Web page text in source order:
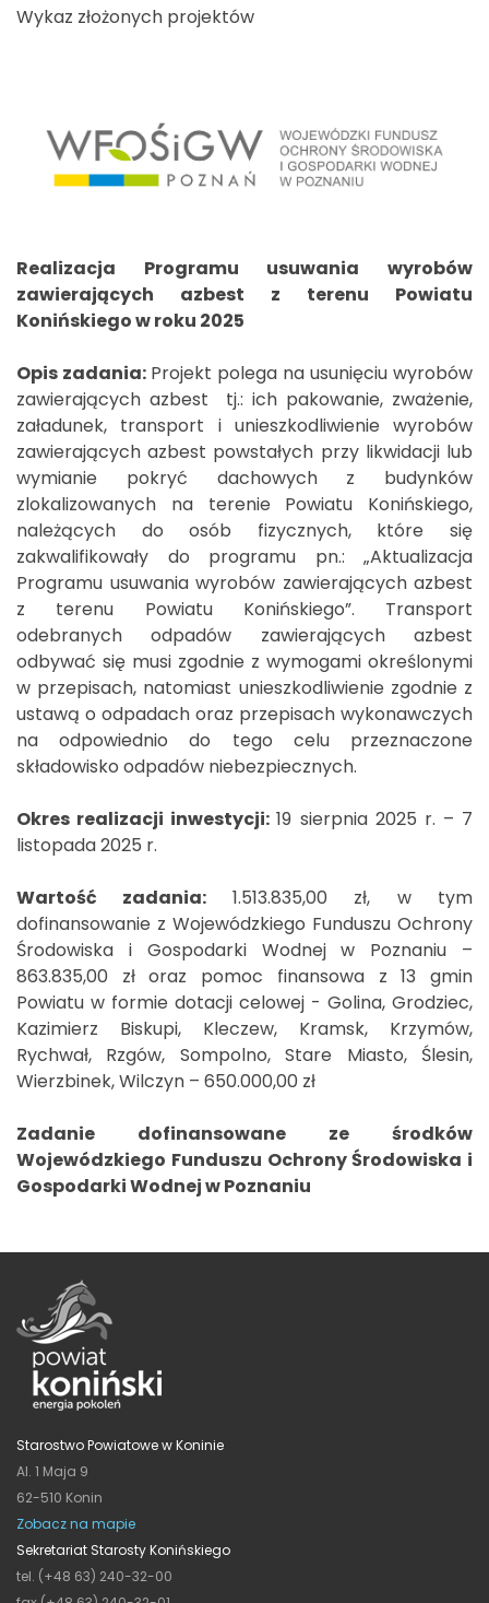
Wykaz złożonych projektów
Realizacja Programu usuwania wyrobów
zawierających azbest z terenu Powiatu
Konińskiego w roku 2025
Opis zadania: Projekt polega na usunięciu wyrobów
zawierających azbest tj.: ich pakowanie, zważenie,
załadunek, transport i unieszkodliwienie wyrobów
zawierających azbest powstałych przy likwidacji lub
wymianie pokryć dachowych z budynków
zlokalizowanych na terenie Powiatu Konińskiego,
należących do osób fizycznych, które się
zakwalifikowały do programu pn.: „Aktualizacja
Programu usuwania wyrobów zawierających azbest
z terenu Powiatu Konińskiego”. Transport
odebranych odpadów zawierających azbest
odbywać się musi zgodnie z wymogami określonymi
w przepisach, natomiast unieszkodliwienie zgodnie z
ustawą o odpadach oraz przepisach wykonawczych
na odpowiednio do tego celu przeznaczone
składowisko odpadów niebezpiecznych.
Okres realizacji inwestycji:19 sierpnia 2025 r. – 7
listopada 2025 r.
Wartość zadania: 1.513.835,00 zł, w tym
dofinansowanie z Wojewódzkiego Funduszu Ochrony
Środowiska i Gospodarki Wodnej w Poznaniu –
863.835,00 zł oraz pomoc finansowa z 13 gmin
Powiatu w formie dotacji celowej - Golina, Grodziec,
Kazimierz Biskupi, Kleczew, Kramsk, Krzymów,
Rychwał, Rzgów, Sompolno, Stare Miasto, Ślesin,
Wierzbinek, Wilczyn – 650.000,00 zł
Zadanie dofinansowane ze środków
Wojewódzkiego Funduszu Ochrony Środowiska i
Gospodarki Wodnej w Poznaniu
Starostwo Powiatowe w Koninie
Al. 1 Maja 9
62-510 Konin
Zobacz na mapie
Sekretariat Starosty Konińskiego
tel. (+48 63) 240-32-00